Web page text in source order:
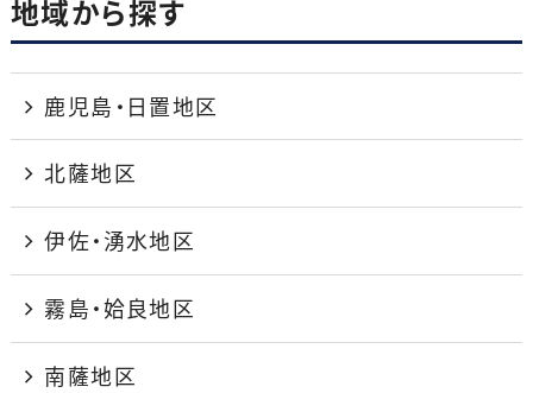
地域から探す
鹿児島・日置地区
北薩地区
伊佐・湧水地区
霧島・姶良地区
南薩地区